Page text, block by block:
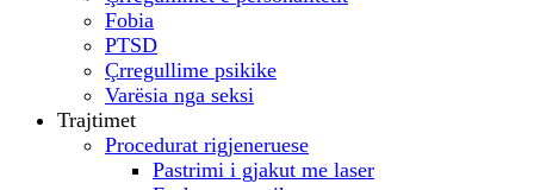
Fobia
PTSD
Çrregullime psikike
Varësia nga seksi
Trajtimet
Procedurat rigjeneruese
Pastrimi i gjakut me laser